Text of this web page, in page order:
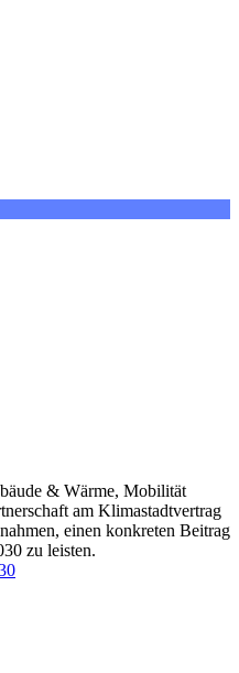
& Wärme, Mobilität
am Klimastadtvertrag
einen konkreten Beitrag
zu leisten.